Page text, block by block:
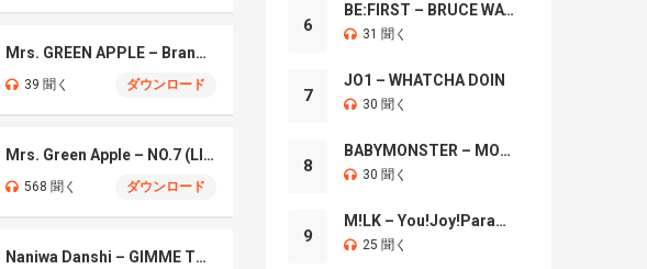
Mrs. GREEN APPLE – Brand New
39 聞く ダウンロード
Mrs. Green Apple – NO.7 (LIVE)
568 聞く ダウンロード
Naniwa Danshi – GIMME THE DAY
6
BE:FIRST – BRUCE WAYNE
31 聞く
7
JO1 – WHATCHA DOIN
30 聞く
8
BABYMONSTER – MOON
30 聞く
9
M!LK – You!Joy!Parade!
25 聞く